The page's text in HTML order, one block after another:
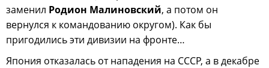
заменил Родион Малиновский, а потом он
вернулся к командованию округом). Как бы
пригодились эти дивизии на фронте…
Япония отказалась от нападения на СССР, а в декабре